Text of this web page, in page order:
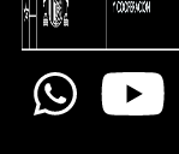
WhatsappYoutube